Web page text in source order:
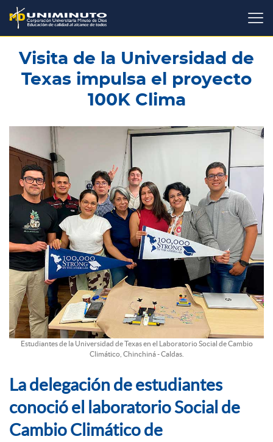
Pasar
contenido
principal
Visita de la Universidad de
Texas impulsa el proyecto
100K Clima
Estudiantes de la Universidad de Texas en el Laboratorio Social de Cambio
Climático, Chinchiná - Caldas.
La delegación de estudiantes
conoció el laboratorio Social de
Cambio Climático de